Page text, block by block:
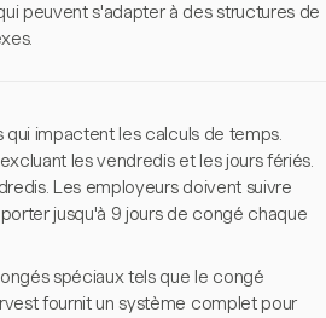
peuvent s'adapter à des structures de
impactent les calculs de temps.
les vendredis et les jours fériés.
Les employeurs doivent suivre
jusqu'à 9 jours de congé chaque
spéciaux tels que le congé
fournit un système complet pour